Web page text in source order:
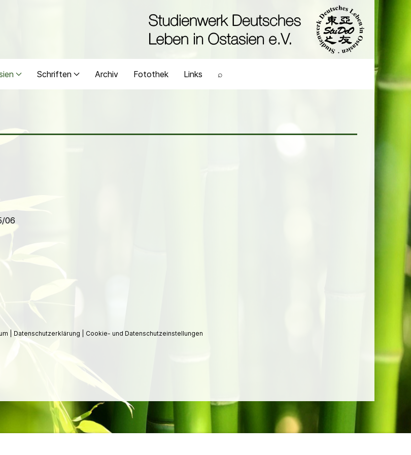
Schriften Archiv Fotothek Links ⌕
06
Datenschutzerklärung Cookie- und Datenschutzeinstellungen